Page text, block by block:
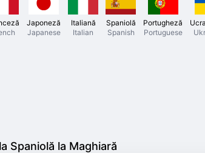
Japoneză
Japanese
Italiană
Italian
Spaniolă
Spanish
Portugheză
Portuguese
Spaniolă la Maghiară